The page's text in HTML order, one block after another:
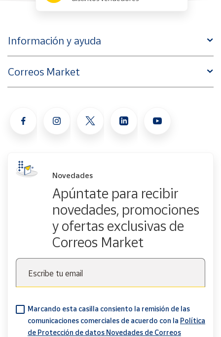
Información y ayuda
Correos Market
Novedades
Apúntate para recibir
novedades, promociones
y ofertas exclusivas de
Correos Market
Escribe tu email
Marcando esta casilla consiento la remisión de las
comunicaciones comerciales de acuerdo con la Política
de Protección de datos Novedades de Correos